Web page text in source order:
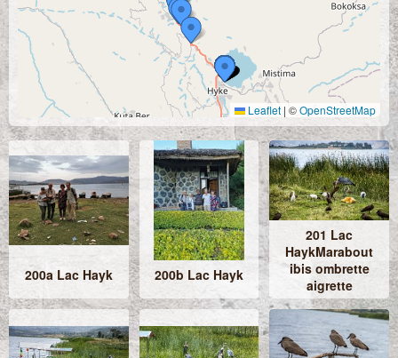
Leaflet | ©OpenStreetMap
200a Lac Hayk 200b Lac Hayk
201 Lac
HaykMarabout
ibis ombrette
aigrette